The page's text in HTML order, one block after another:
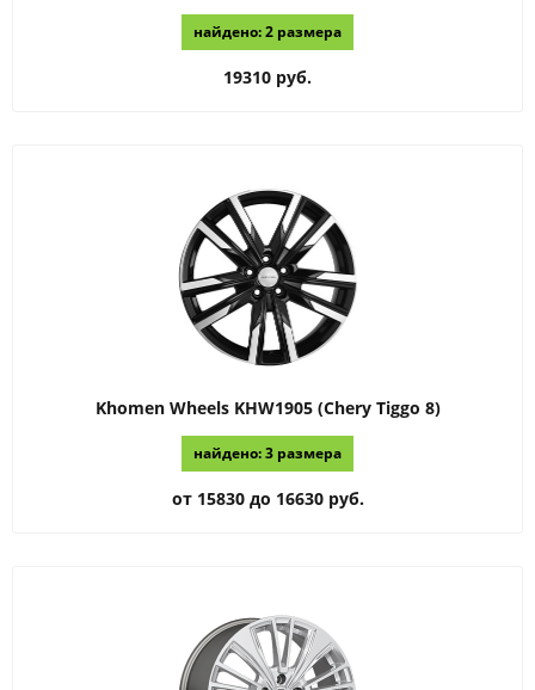
найдено: 2 размера
19310 руб.
Khomen Wheels KHW1905 (Chery Tiggo 8)
найдено: 3 размера
от 15830 до 16630 руб.